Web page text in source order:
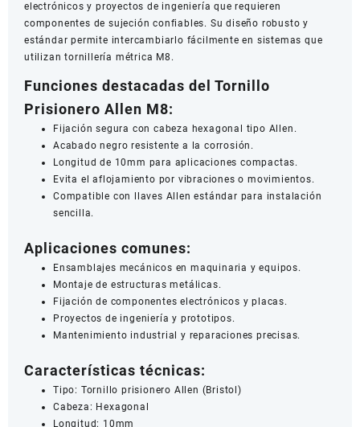
electrónicos y proyectos de ingeniería que requieren
componentes de sujeción confiables. Su diseño robusto y
estándar permite intercambiarlo fácilmente en sistemas que
utilizan tornillería métrica M8.
Funciones destacadas del Tornillo
Prisionero Allen M8:
Fijación segura con cabeza hexagonal tipo Allen.
Acabado negro resistente a la corrosión.
Longitud de 10mm para aplicaciones compactas.
Evita el aflojamiento por vibraciones o movimientos.
Compatible con llaves Allen estándar para instalación
sencilla.
Aplicaciones comunes:
Ensamblajes mecánicos en maquinaria y equipos.
Montaje de estructuras metálicas.
Fijación de componentes electrónicos y placas.
Proyectos de ingeniería y prototipos.
Mantenimiento industrial y reparaciones precisas.
Características técnicas:
Tipo: Tornillo prisionero Allen (Bristol)
Cabeza: Hexagonal
Longitud: 10mm